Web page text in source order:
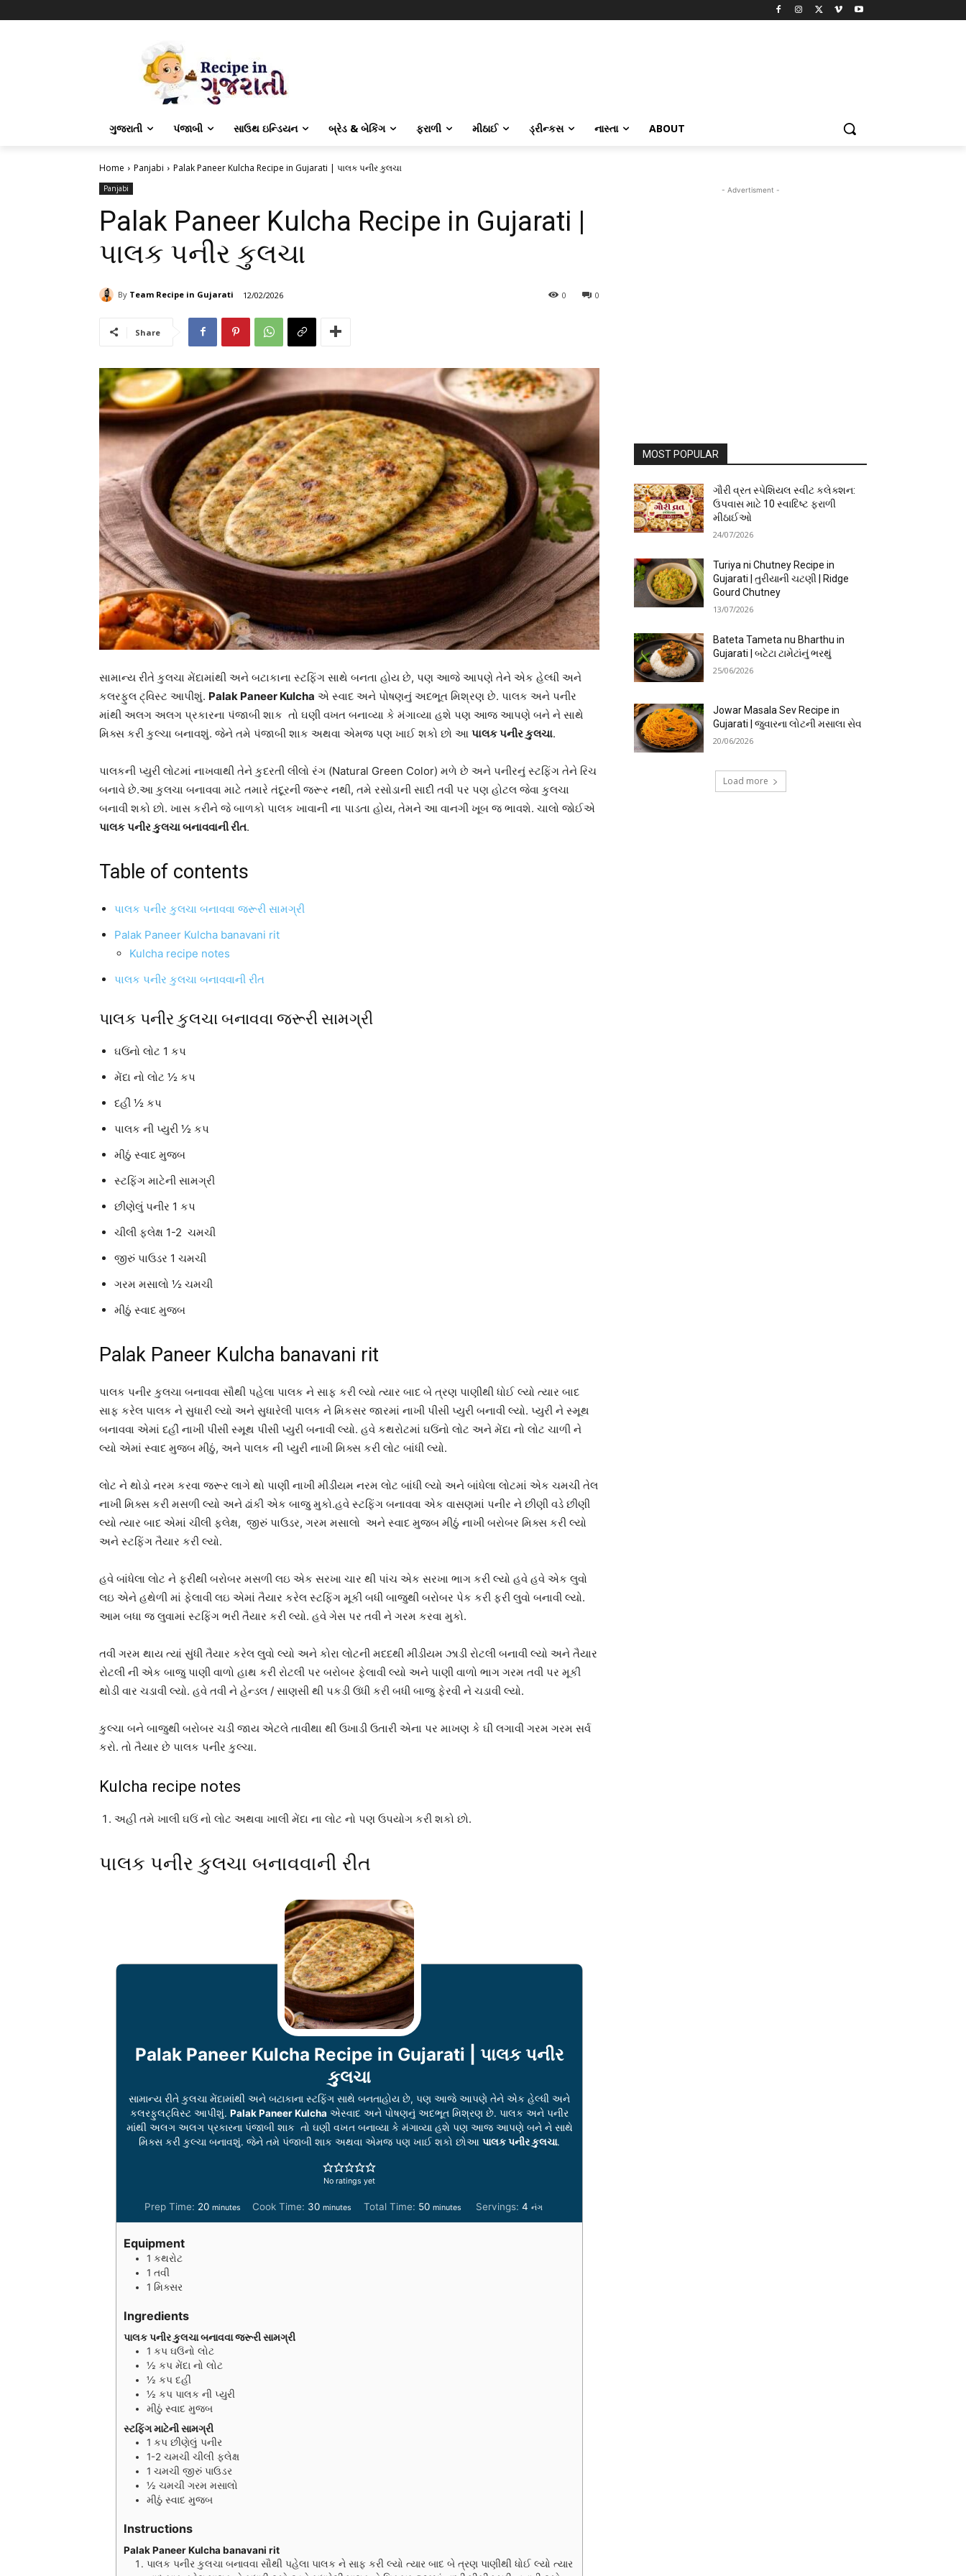
ગુજરાતી પંજાબી સાઉથ ઇન્ડિયન બ્રેડ & બેકિંગ ફરાળી મીઠાઈ ડ્રીન્કસ નાસ્તા ABOUT
Home Panjabi Palak Paneer Kulcha Recipe in Gujarati | પાલક પનીર કુલચા
Panjabi
Palak Paneer Kulcha Recipe in Gujarati |
પાલક પનીર કુલચા
By Team Recipe in Gujarati 12/02/2026 0
0
Share
સામાન્ય રીતે કુલચા મેંદામાંથી અને બટાકાના સ્ટફિંગ સાથે બનતા હોય છે, પણ આજે આપણે તેને એક હેલ્ધી અને
કલરફુલ ટ્વિસ્ટ આપીશું. Palak Paneer Kulcha એ સ્વાદ અને પોષણનું અદભૂત મિશ્રણ છે. પાલક અને પનીર
માંથી અલગ અલગ પ્રકારના પંજાબી શાક તો ઘણી વખત બનાવ્યા કે મંગાવ્યા હશે પણ આજ આપણે બને ને સાથે
મિક્સ કરી કુલ્ચા બનાવશું. જેને તમે પંજાબી શાક અથવા એમજ પણ ખાઈ શકો છો આ પાલક પનીર કુલચા.
પાલકની પ્યુરી લોટમાં નાખવાથી તેને કુદરતી લીલો રંગ (Natural Green Color) મળે છે અને પનીરનું સ્ટફિંગ તેને રિચ
બનાવે છે.આ કુલચા બનાવવા માટે તમારે તંદૂરની જરૂર નથી, તમે રસોડાની સાદી તવી પર પણ હોટલ જેવા કુલચા
બનાવી શકો છો. ખાસ કરીને જે બાળકો પાલક ખાવાની ના પાડતા હોય, તેમને આ વાનગી ખૂબ જ ભાવશે. ચાલો જોઈએ
પાલક પનીર કુલચા બનાવવાની રીત.
Table of contents
પાલક પનીર કુલચા બનાવવા જરૂરી સામગ્રી
Palak Paneer Kulcha banavani rit
Kulcha recipe notes
પાલક પનીર કુલચા બનાવવાની રીત
પાલક પનીર કુલચા બનાવવા જરૂરી સામગ્રી
ઘઉંનો લોટ 1 કપ
મેંદા નો લોટ ½ કપ
દહીં ½ કપ
પાલક ની પ્યુરી ½ કપ
મીઠું સ્વાદ મુજબ
સ્ટફિંગ માટેની સામગ્રી
છીણેલું પનીર 1 કપ
ચીલી ફ્લેક્ષ 1-2 ચમચી
જીરું પાઉડર 1 ચમચી
ગરમ મસાલો ½ ચમચી
મીઠું સ્વાદ મુજબ
Palak Paneer Kulcha banavani rit
પાલક પનીર કુલચા બનાવવા સૌથી પહેલા પાલક ને સાફ કરી લ્યો ત્યાર બાદ બે ત્રણ પાણીથી ધોઈ લ્યો ત્યાર બાદ
સાફ કરેલ પાલક ને સુધારી લ્યો અને સુધારેલી પાલક ને મિકસર જારમાં નાખી પીસી પ્યુરી બનાવી લ્યો. પ્યુરી ને સ્મૂથ
બનાવવા એમાં દહીં નાખી પીસી સ્મૂથ પીસી પ્યુરી બનાવી લ્યો. હવે કથરોટમાં ઘઉંનો લોટ અને મેંદા નો લોટ ચાળી ને
લ્યો એમાં સ્વાદ મુજબ મીઠું, અને પાલક ની પ્યુરી નાખી મિક્સ કરી લોટ બાંધી લ્યો.
લોટ ને થોડો નરમ કરવા જરૂર લાગે થો પાણી નાખી મીડીયમ નરમ લોટ બાંધી લ્યો અને બાંધેલા લોટમાં એક ચમચી તેલ
નાખી મિક્સ કરી મસળી લ્યો અને ઢાંકી એક બાજુ મુકો.હવે સ્ટફિંગ બનાવવા એક વાસણમાં પનીર ને છીણી વડે છીણી
લ્યો ત્યાર બાદ એમાં ચીલી ફ્લેક્ષ, જીરું પાઉડર, ગરમ મસાલો અને સ્વાદ મુજબ મીઠું નાખી બરોબર મિક્સ કરી લ્યો
અને સ્ટફિંગ તૈયાર કરી લ્યો.
હવે બાંધેલા લોટ ને ફરીથી બરોબર મસળી લઇ એક સરખા ચાર થી પાંચ એક સરખા ભાગ કરી લ્યો હવે હવે એક લુવો
લઇ એને હથેળી માં ફેલાવી લઇ એમાં તૈયાર કરેલ સ્ટફિંગ મૂકી બધી બાજુથી બરોબર પેક કરી ફરી લુવો બનાવી લ્યો.
આમ બધા જ લુવામાં સ્ટફિંગ ભરી તૈયાર કરી લ્યો. હવે ગેસ પર તવી ને ગરમ કરવા મુકો.
તવી ગરમ થાય ત્યાં સુંધી તૈયાર કરેલ લુવો લ્યો અને કોરા લોટની મદદથી મીડીયમ ઝાડી રોટલી બનાવી લ્યો અને તૈયાર
રોટલી ની એક બાજુ પાણી વાળો હાથ કરી રોટલી પર બરોબર ફેલાવી લ્યો અને પાણી વાળો ભાગ ગરમ તવી પર મૂકી
થોડી વાર ચડાવી લ્યો. હવે તવી ને હેન્ડલ / સાણસી થી પકડી ઉંધી કરી બધી બાજુ ફેરવી ને ચડાવી લ્યો.
કુલ્ચા બને બાજુથી બરોબર ચડી જાય એટલે તાવીથા થી ઉખાડી ઉતારી એના પર માખણ કે ઘી લગાવી ગરમ ગરમ સર્વ
કરો. તો તૈયાર છે પાલક પનીર કુલ્ચા.
Kulcha recipe notes
અહી તમે ખાલી ઘઉં નો લોટ અથવા ખાલી મેંદા ના લોટ નો પણ ઉપયોગ કરી શકો છો.
પાલક પનીર કુલચા બનાવવાની રીત
Palak Paneer Kulcha Recipe in Gujarati | પાલક પનીર
કુલચા
સામાન્ય રીતે કુલચા મેંદામાંથી અને બટાકાના સ્ટફિંગ સાથે બનતાહોય છે, પણ આજે આપણે તેને એક હેલ્ધી અને
કલરફુલટ્વિસ્ટ આપીશું. Palak Paneer Kulcha એસ્વાદ અને પોષણનું અદભૂત મિશ્રણ છે. પાલક અને પનીર
માંથી અલગ અલગ પ્રકારના પંજાબી શાક તો ઘણી વખત બનાવ્યા કે મંગાવ્યા હશે પણ આજ આપણે બને ને સાથે
મિક્સ કરી કુલ્ચા બનાવશું. જેને તમે પંજાબી શાક અથવા એમજ પણ ખાઈ શકો છોઆ પાલક પનીર કુલચા.
No ratings yet
Prep Time: 20m
i
minutes Cook Time: 30m
i
minutes Total Time: 50m
i
minutes Servings: 4 નંગ
Equipment
1 કથરોટ
1 તવી
1 મિક્સર
Ingredients
પાલક પનીર કુલચા બનાવવા જરૂરી સામગ્રી
1 કપ ઘઉંનો લોટ
½ કપ મેંદા નો લોટ
½ કપ દહીં
½ કપ પાલક ની પ્યુરી
મીઠું સ્વાદ મુજબ
સ્ટફિંગ માટેની સામગ્રી
1 કપ છીણેલું પનીર
1-2 ચમચી ચીલી ફ્લેક્ષ
1 ચમચી જીરું પાઉડર
½ ચમચી ગરમ મસાલો
મીઠું સ્વાદ મુજબ
Instructions
Palak Paneer Kulcha banavani rit
પાલક પનીર કુલચા બનાવવા સૌથી પહેલા પાલક ને સાફ કરી લ્યો ત્યાર બાદ બે ત્રણ પાણીથી ધોઈ લ્યો ત્યાર
- Advertisment -
MOST POPULAR
ગૌરી વ્રત સ્પેશિયલ સ્વીટ કલેક્શન:
ઉપવાસ માટે 10 સ્વાદિષ્ટ ફરાળી
મીઠાઈઓ
24/07/2026
Turiya ni Chutney Recipe in
Gujarati | તુરીયાની ચટણી | Ridge
Gourd Chutney
13/07/2026
Bateta Tameta nu Bharthu in
Gujarati | બટેટા ટામેટાંનું ભરથું
25/06/2026
Jowar Masala Sev Recipe in
Gujarati | જુવારના લોટની મસાલા સેવ
20/06/2026
Load more